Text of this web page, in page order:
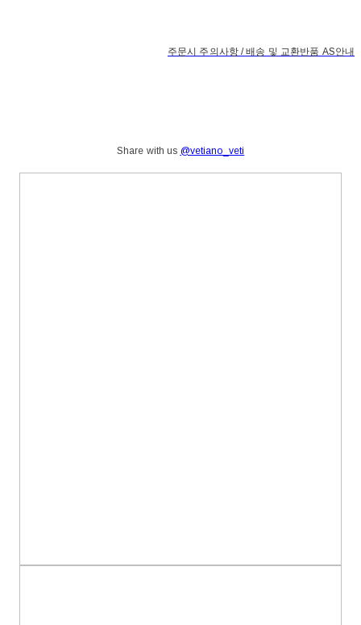
주문시 주의사항 / 배송 및 교환반품 AS안내
Share with us @vetiano_veti